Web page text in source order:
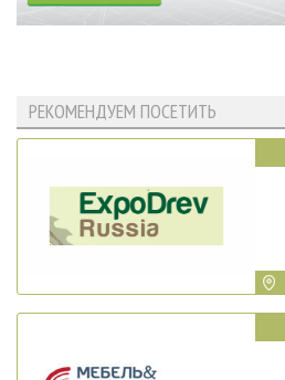
РЕКОМЕНДУЕМ ПОСЕТИТЬ